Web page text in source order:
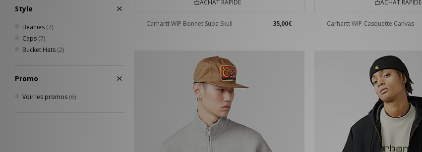
Style
Beanies (7)
Caps (7)
Bucket Hats (2)
Promo
Voir les promos (6)
ACHAT RAPIDE
Carhartt WIP Bonnet Supa Skull 35,00€
ACHAT RAPIDE
Carhartt WIP Casquette Canvas